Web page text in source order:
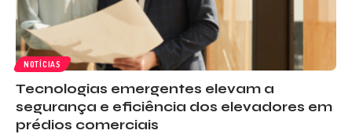
NOTÍCIAS
Tecnologias emergentes elevam a
segurança e eficiência dos elevadores em
prédios comerciais